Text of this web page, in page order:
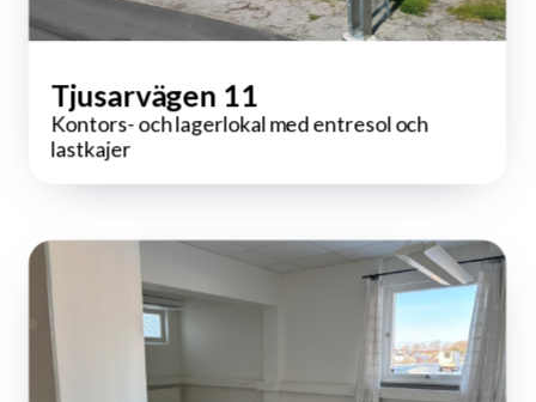
Tjusarvägen 11
Kontors- och lagerlokal med entresol och
lastkajer